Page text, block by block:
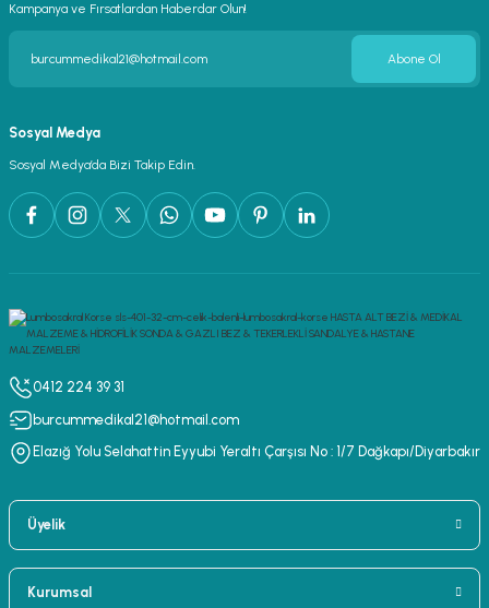
Kampanya ve Fırsatlardan Haberdar Olun!
Abone Ol
Sosyal Medya
Sosyal Medya’da Bizi Takip Edin.
0412 224 39 31
burcummedikal21@hotmail.com
Elazığ Yolu Selahattin Eyyubi Yeraltı Çarşısı No : 1/7 Dağkapı/Diyarbakır
Üyelik
Kurumsal